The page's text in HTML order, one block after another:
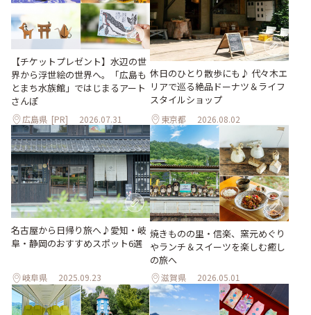
【チケットプレゼント】水辺の世
界から浮世絵の世界へ。「広島も
とまち水族館」ではじまるアート
さんぽ
広島県 [PR] 2026.07.31
休日のひとり散歩にも♪ 代々木エ
リアで巡る絶品ドーナツ＆ライフ
スタイルショップ
東京都 2026.08.02
名古屋から日帰り旅へ♪愛知・岐
阜・静岡のおすすめスポット6選
岐阜県 2025.09.23
焼きものの里・信楽、窯元めぐり
やランチ＆スイーツを楽しむ癒し
の旅へ
滋賀県 2026.05.01